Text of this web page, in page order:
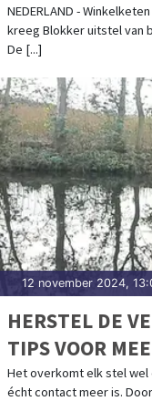
NEDERLAND -
kreeg Blokker uitstel van
De [...]
12 november 2024,
HERSTEL DE
TIPS VOOR
Het overkomt elk stel wel
écht contact meer is.